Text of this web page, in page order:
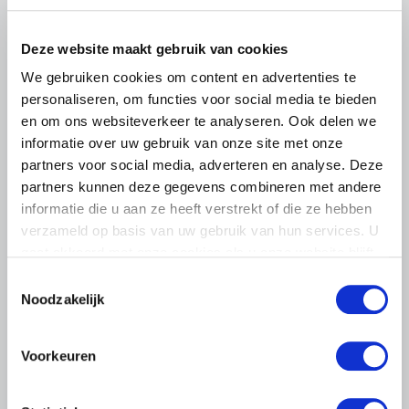
Deze website maakt gebruik van cookies
We gebruiken cookies om content en advertenties te
personaliseren, om functies voor social media te bieden
en om ons websiteverkeer te analyseren. Ook delen we
informatie over uw gebruik van onze site met onze
partners voor social media, adverteren en analyse. Deze
partners kunnen deze gegevens combineren met andere
informatie die u aan ze heeft verstrekt of die ze hebben
verzameld op basis van uw gebruik van hun services. U
Noodzakelijk
Voorkeuren
leden op om op vrijdagochtend 14 augustus massaal naar
komen…
Lees meer